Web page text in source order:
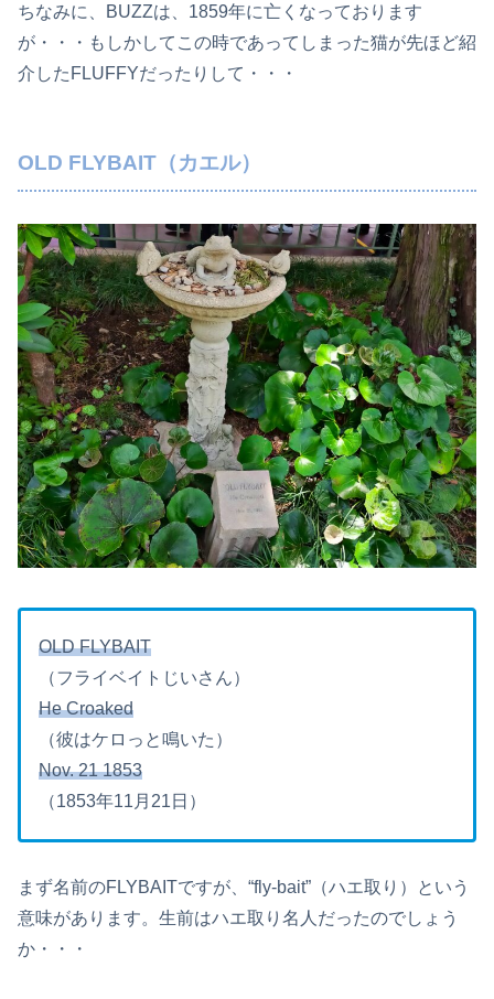
ちなみに、BUZZは、1859年に亡くなっております
が・・・もしかしてこの時であってしまった猫が先ほど紹
介したFLUFFYだったりして・・・
OLD FLYBAIT（カエル）
OLD FLYBAIT
（フライベイトじいさん）
He Croaked
（彼はケロっと鳴いた）
Nov. 21 1853
（1853年11月21日）
まず名前のFLYBAITですが、“fly-bait”（ハエ取り）という
意味があります。生前はハエ取り名人だったのでしょう
か・・・